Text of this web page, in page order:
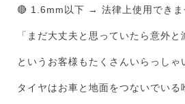
🔴 1.6mm以下 → 法律上使用できま
「まだ大丈夫と思っていたら意外と
というお客様もたくさんいらっしゃ
タイヤはお車と地面をつないでいる